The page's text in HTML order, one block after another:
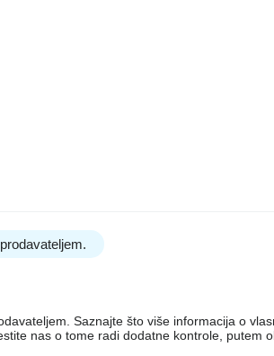
Saznajte što više informacija o
nas o tome radi dodatne kontrole, putem